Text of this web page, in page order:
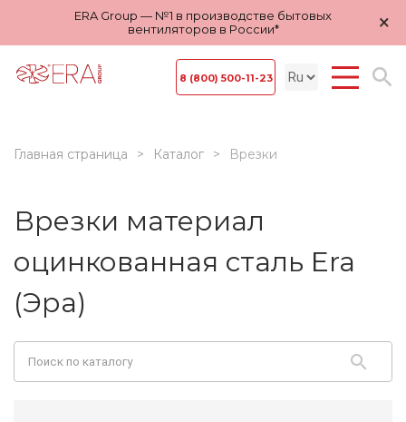
ERA Group — №1 в производстве бытовых
вентиляторов в России*
×
8 (800) 500-11-23
Главная страница Каталог Врезки
Врезки материал
оцинкованная сталь Era
(Эра)